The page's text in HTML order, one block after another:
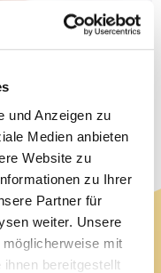
und Anzeigen zu
Medien anbieten
Website zu
zu Ihrer
Partner für
weiter. Unsere
mit
bereitgestellt
auch in dir ein
sich in ein
wie winzige
Damit sie
sie klare Signale
davon […]
hier